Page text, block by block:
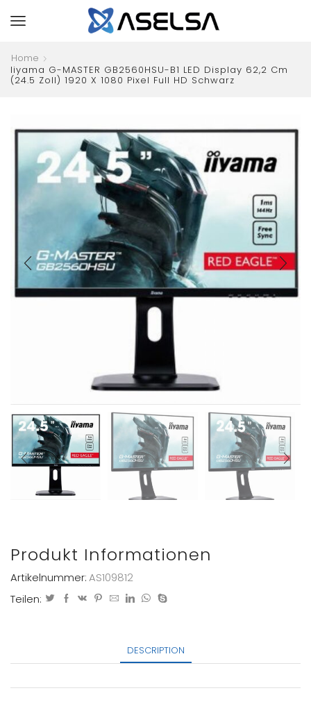
Home
Iiyama G-MASTER GB2560HSU-B1 LED Display 62,2 Cm
(24.5 Zoll) 1920 X 1080 Pixel Full HD Schwarz
Produkt Informationen
Artikelnummer:AS109812
Teilen:
DESCRIPTION